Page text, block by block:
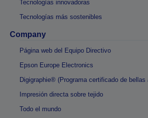
Tecnologías innovadoras
Tecnologías más sostenibles
Company
Página web del Equipo Directivo
Epson Europe Electronics
Digigraphie® (Programa certificado de bellas
Impresión directa sobre tejido
Todo el mundo